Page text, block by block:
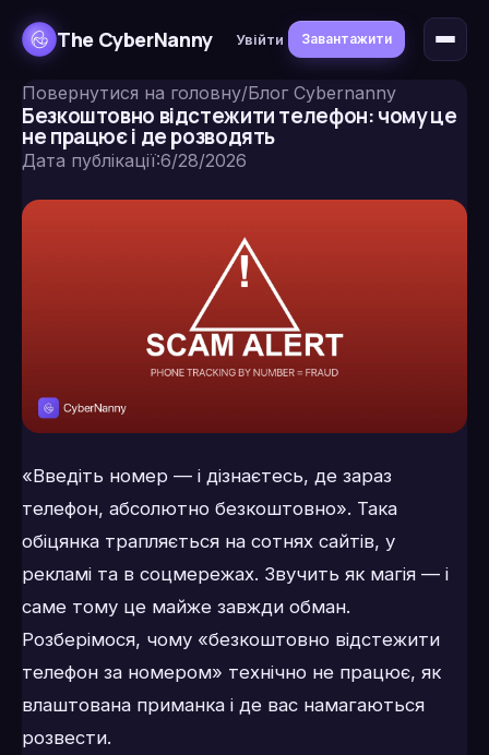
The CyberNanny Увійти Завантажити
Повернутися на головну/Блог Cybernanny
Безкоштовно відстежити телефон: чому це
не працює і де розводять
Дата публікації:6/28/2026
«Введіть номер — і дізнаєтесь, де зараз
телефон, абсолютно безкоштовно». Така
обіцянка трапляється на сотнях сайтів, у
рекламі та в соцмережах. Звучить як магія — і
саме тому це майже завжди обман.
Розберімося, чому «безкоштовно відстежити
телефон за номером» технічно не працює, як
влаштована приманка і де вас намагаються
розвести.